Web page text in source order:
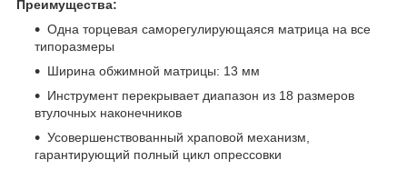
Преимущества:
Одна торцевая саморегулирующаяся матрица на все
типоразмеры
Ширина обжимной матрицы: 13 мм
Инструмент перекрывает диапазон из 18 размеров
втулочных наконечников
Усовершенствованный храповой механизм,
гарантирующий полный цикл опрессовки